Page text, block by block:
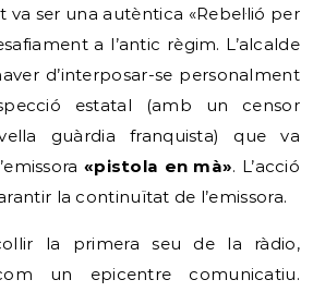
va ser una autèntica «Rebel·lió per
a l’antic règim. L’alcalde
d’interposar-se personalment
estatal (amb un censor
guàrdia franquista) que va
«pistola en mà». L’acció
la continuïtat de l’emissora.
la primera seu de la ràdio,
un epicentre comunicatiu.